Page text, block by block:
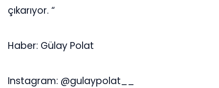
çıkarıyor. “
Haber: Gülay Polat
Instagram: @gulaypolat__